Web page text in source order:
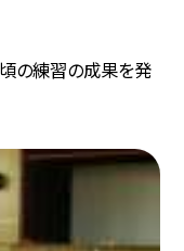
の練習の成果を発